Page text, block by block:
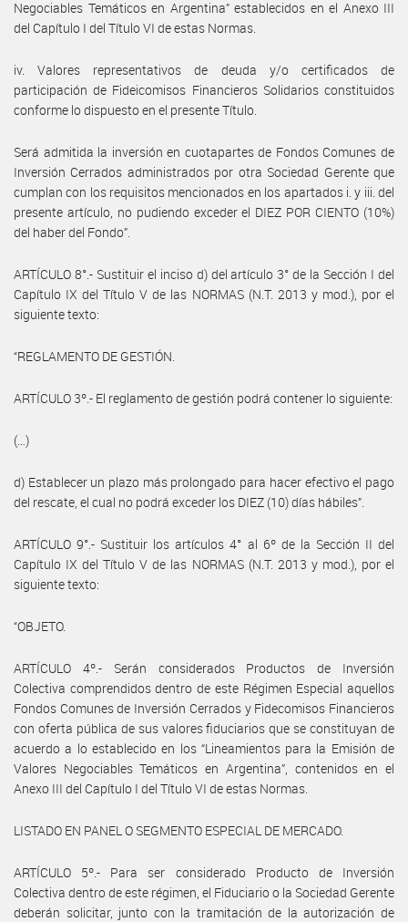
Negociables Temáticos en Argentina” establecidos en el Anexo III
del Capítulo I del Título VI de estas Normas.
iv. Valores representativos de deuda y/o certificados de
participación de Fideicomisos Financieros Solidarios constituidos
conforme lo dispuesto en el presente Título.
Será admitida la inversión en cuotapartes de Fondos Comunes de
Inversión Cerrados administrados por otra Sociedad Gerente que
cumplan con los requisitos mencionados en los apartados i. y iii. del
presente artículo, no pudiendo exceder el DIEZ POR CIENTO (10%)
del haber del Fondo”.
ARTÍCULO 8°.- Sustituir el inciso d) del artículo 3° de la Sección I del
Capítulo IX del Título V de las NORMAS (N.T. 2013 y mod.), por el
siguiente texto:
“REGLAMENTO DE GESTIÓN.
ARTÍCULO 3º.- El reglamento de gestión podrá contener lo siguiente:
(…)
d) Establecer un plazo más prolongado para hacer efectivo el pago
del rescate, el cual no podrá exceder los DIEZ (10) días hábiles”.
ARTÍCULO 9°.- Sustituir los artículos 4° al 6º de la Sección II del
Capítulo IX del Título V de las NORMAS (N.T. 2013 y mod.), por el
siguiente texto:
“OBJETO.
ARTÍCULO 4º.- Serán considerados Productos de Inversión
Colectiva comprendidos dentro de este Régimen Especial aquellos
Fondos Comunes de Inversión Cerrados y Fidecomisos Financieros
con oferta pública de sus valores fiduciarios que se constituyan de
acuerdo a lo establecido en los “Lineamientos para la Emisión de
Valores Negociables Temáticos en Argentina”, contenidos en el
Anexo III del Capítulo I del Título VI de estas Normas.
LISTADO EN PANEL O SEGMENTO ESPECIAL DE MERCADO.
ARTÍCULO 5º.- Para ser considerado Producto de Inversión
Colectiva dentro de este régimen, el Fiduciario o la Sociedad Gerente
deberán solicitar, junto con la tramitación de la autorización de